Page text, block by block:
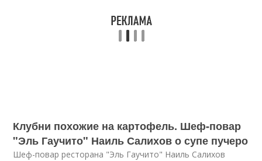
Клубни похожие на картофель. Шеф-повар
"Эль Гаучито" Наиль Салихов о супе пучеро
Шеф-повар ресторана "Эль Гаучито" Наиль Салихов